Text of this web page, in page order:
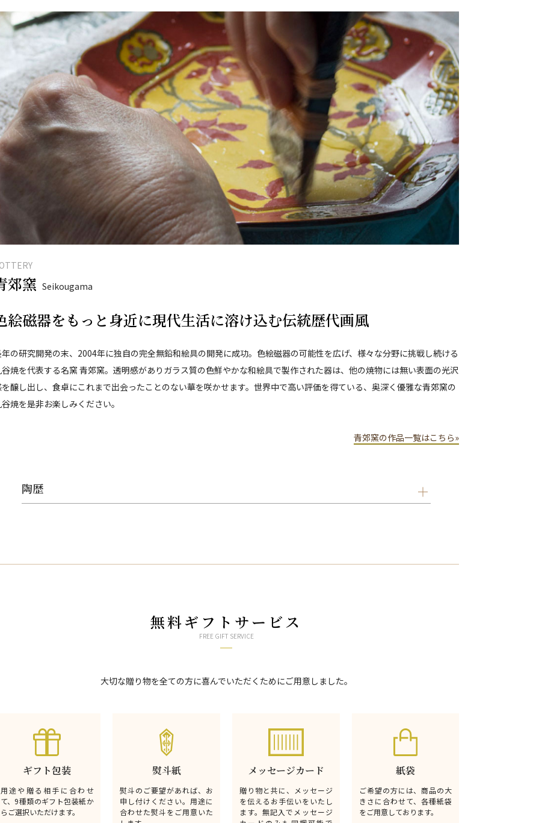
郊窯 Seikougama
絵磁器をもっと身近に現代生活に溶け込む伝統歴代画風
の研究開発の末、2004年に独自の完全無鉛和絵具の開発に成功。色絵磁器の可能性を広げ、様々な分野に挑戦し続ける
焼を代表する名窯 青郊窯。透明感がありガラス質の色鮮やかな和絵具で製作された器は、他の焼物には無い表面の光沢
醸し出し、食卓にこれまで出会ったことのない華を咲かせます。世界中で高い評価を得ている、奥深く優雅な青郊窯の
焼を是非お楽しみください。
青郊窯の作品一覧はこちら»
陶歴
無料ギフトサービス
FREE GIFT SERVICE
大切な贈り物を全ての方に喜んでいただくためにご用意しました。
ギフト包装
用途や贈る相手に合わせ
て、9種類のギフト包装紙か
らご選択いただけます。
熨斗紙
熨斗のご要望があれば、お
申し付けください。用途に
合わせた熨斗をご用意いた
メッセージカード
贈り物と共に、メッセージ
を伝えるお手伝いをいたし
ます。無記入でメッセージ
紙袋
ご希望の方には、商品の大
きさに合わせて、各種紙袋
をご用意しております。